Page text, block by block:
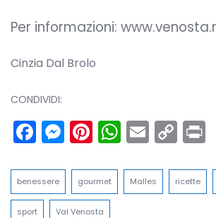
Per informazioni:
Cinzia Dal Brolo
CONDIVIDI:
Facebook
Messenger
Pinterest
Email
Link
benessere gourmet Malles ricette
sport Val Venosta